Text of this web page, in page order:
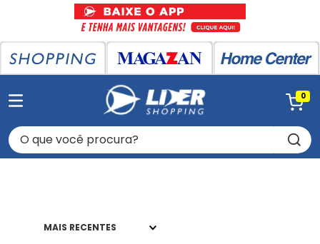
0
O que você procura?
MAIS RECENTES